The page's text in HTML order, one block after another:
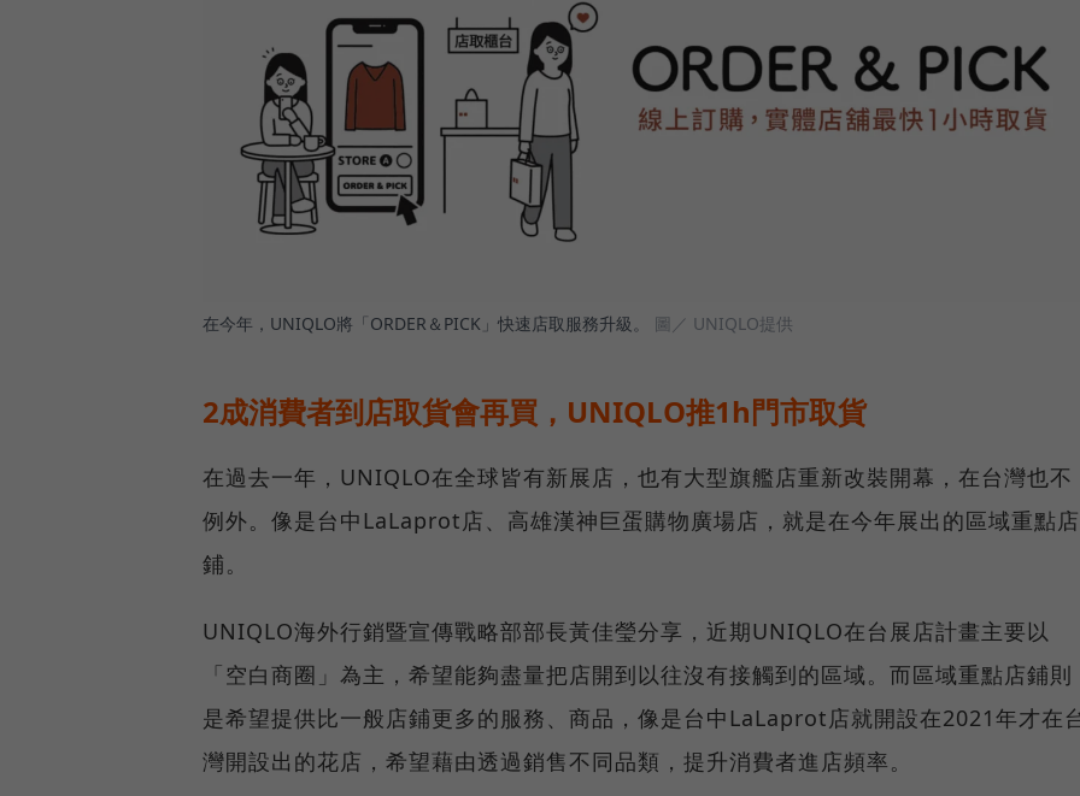
在今年，UNIQLO將「ORDER＆PICK」快速店取服務升級。 圖／ UNIQLO提供
2成消費者到店取貨會再買，UNIQLO推1h門市取貨
在過去一年，UNIQLO在全球皆有新展店，也有大型旗艦店重新改裝開幕，在台灣也不
例外。像是台中LaLaprot店、高雄漢神巨蛋購物廣場店，就是在今年展出的區域重點店
鋪。
UNIQLO海外行銷暨宣傳戰略部部長黃佳瑩分享，近期UNIQLO在台展店計畫主要以
「空白商圈」為主，希望能夠盡量把店開到以往沒有接觸到的區域。而區域重點店鋪則
是希望提供比一般店鋪更多的服務、商品，像是台中LaLaprot店就開設在2021年才在
灣開設出的花店，希望藉由透過銷售不同品類，提升消費者進店頻率。